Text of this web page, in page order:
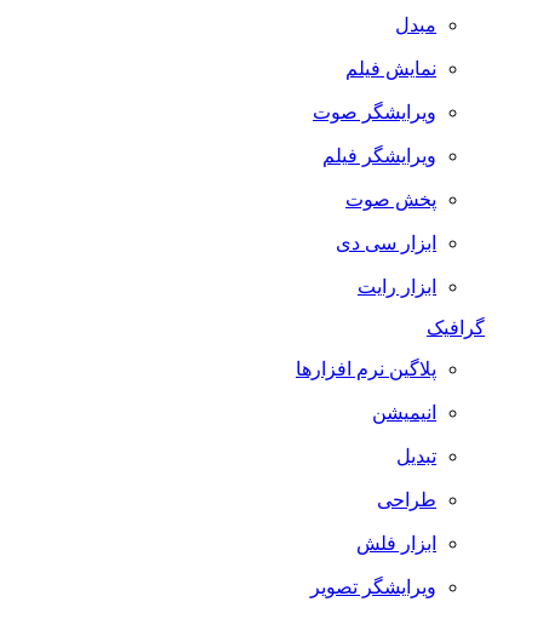
مبدل
نمایش فیلم
ویرایشگر صوت
ویرایشگر فیلم
پخش صوت
ابزار سی دی
ابزار رایت
گرافیک
پلاگین نرم افزارها
انیمیشن
تبدیل
طراحی
ابزار فلش
ویرایشگر تصویر